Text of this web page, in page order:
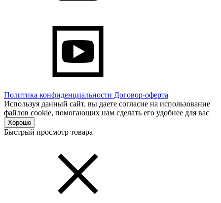
Политика конфиденциальности Договор-оферта
Используя данный сайт, вы даете согласие на использование
файлов cookie, помогающих нам сделать его удобнее для вас
Хорошо
Быстрый просмотр товара